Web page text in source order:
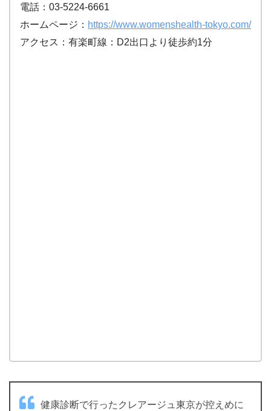
電話：03-5224-6661
ホームページ： https://www.womenshealth-tokyo.com/
アクセス：有楽町線：D2出口より徒歩約1分
健康診断で行ったクレアージュ東京が控えめに